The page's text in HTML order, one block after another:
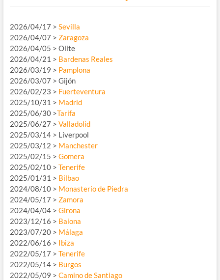
2026/04/17 > Sevilla
2026/04/07 > Zaragoza
2026/04/05 > Olite
2026/04/21 > Bardenas Reales
2026/03/19 > Pamplona
2026/03/07 > Gijón
2026/02/23 > Fuerteventura
2025/10/31 > Madrid
2025/06/30 >Tarifa
2025/06/27 > Valladolid
2025/03/14 > Liverpool
2025/03/12 > Manchester
2025/02/15 > Gomera
2025/02/10 > Tenerife
2025/01/31 > Bilbao
2024/08/10 > Monasterio de Piedra
2024/05/17 > Zamora
2024/04/04 > Girona
2023/12/16 > Baiona
2023/07/20 > Málaga
2022/06/16 > Ibiza
2022/05/17 > Tenerife
2022/05/14 > Burgos
2022/05/09 > Camino de Santiago